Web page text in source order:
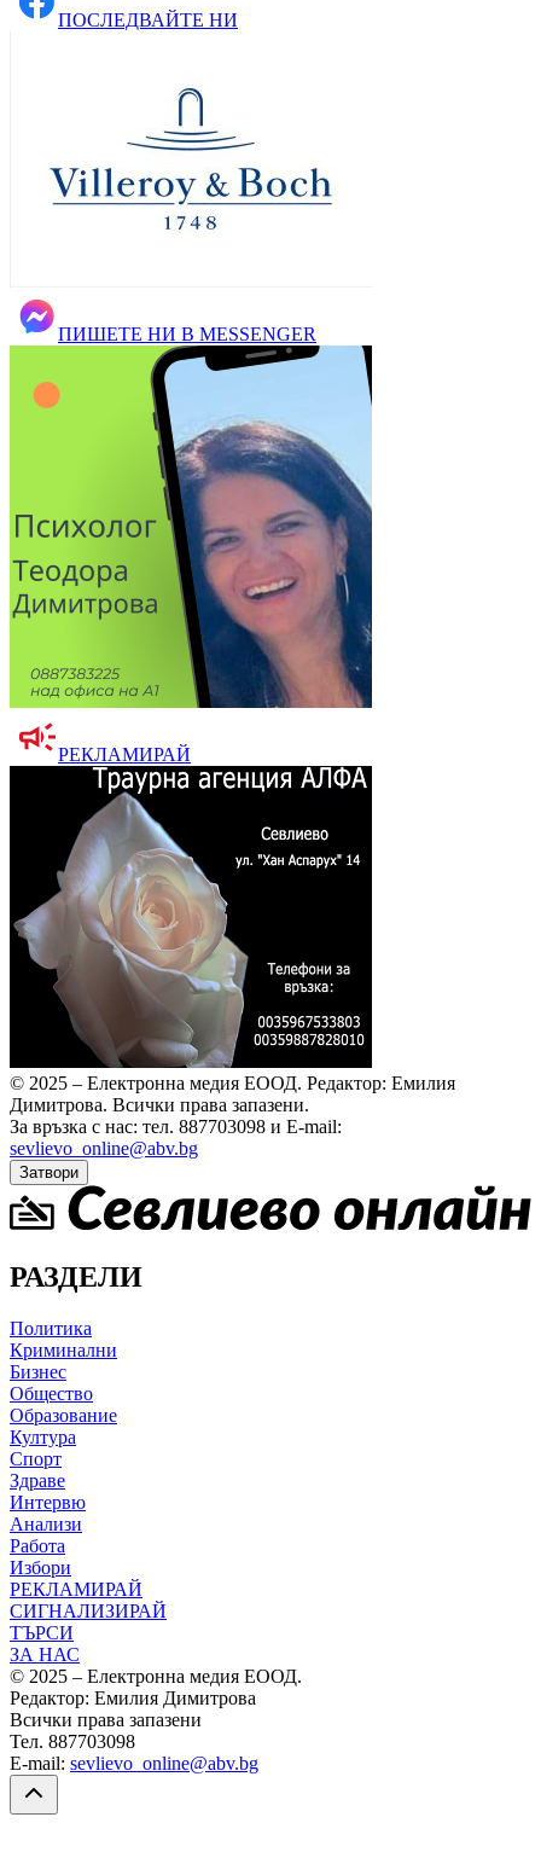
ПОСЛЕДВАЙТЕ НИ
ПИШЕТЕ НИ В MESSENGER
РЕКЛАМИРАЙ
© 2025 – Електронна медия ЕООД. Редактор: Емилия
Димитрова. Всички права запазени.
За връзка с нас: тел. 887703098 и E-mail:
sevlievo_online@abv.bg
Затвори
РАЗДЕЛИ
Политика
Криминални
Бизнес
Общество
Образование
Култура
Спорт
Здраве
Интервю
Анализи
Работа
Избори
РЕКЛАМИРАЙ
СИГНАЛИЗИРАЙ
ТЪРСИ
ЗА НАС
© 2025 – Електронна медия ЕООД.
Редактор: Емилия Димитрова
Всички права запазени
Тел. 887703098
E-mail: sevlievo_online@abv.bg